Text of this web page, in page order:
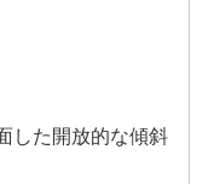
た開放的な傾斜